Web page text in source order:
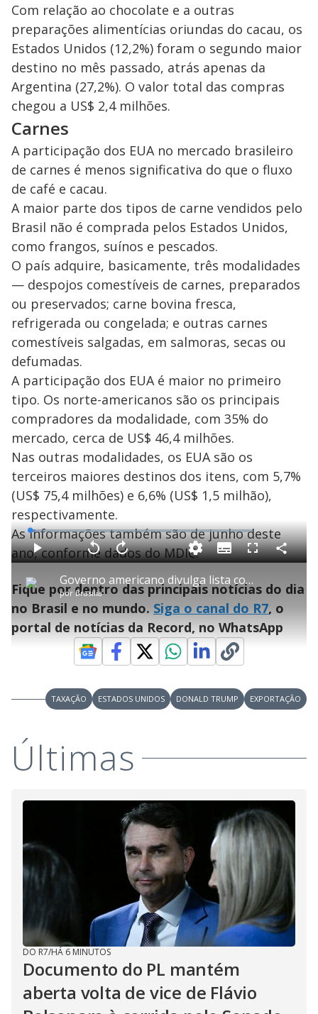
Com relação ao chocolate e a outras
preparações alimentícias oriundas do cacau, os
Estados Unidos (12,2%) foram o segundo maior
destino no mês passado, atrás apenas da
Argentina (27,2%). O valor total das compras
chegou a US$ 2,4 milhões.
Carnes
A participação dos EUA no mercado brasileiro
de carnes é menos significativa do que o fluxo
de café e cacau.
A maior parte dos tipos de carne vendidos pelo
Brasil não é comprada pelos Estados Unidos,
como frangos, suínos e pescados.
O país adquire, basicamente, três modalidades
— despojos comestíveis de carnes, preparados
ou preservados; carne bovina fresca,
refrigerada ou congelada; e outras carnes
comestíveis salgadas, em salmoras, secas ou
defumadas.
A participação dos EUA é maior no primeiro
tipo. Os norte-americanos são os principais
compradores da modalidade, com 35% do
mercado, cerca de US$ 46,4 milhões.
Nas outras modalidades, os EUA são os
terceiros maiores destinos dos itens, com 5,7%
(US$ 75,4 milhões) e 6,6% (US$ 1,5 milhão),
respectivamente.
As informações também são de junho deste
ano, conforme dados do MDIC.
P
l
a
y
V
i
d
e
o
Governo americano divulga lista com quase 700 produtos brasileiros que não serão taxados
por Brasília
P V
t
a
r
0
e
g
u
n
d
o
s
A
n
1
s
e
g
u
n
d
o
L
o
a
d
e
:
2
.
6
7
%
S
u
b
i
t
l
s
F
s
c
r
e
e
n
C
o
i
l
a
Fique por dentro das principais notícias do dia
no Brasil e no mundo. Siga o canal do R7, o
portal de notícias da Record, no WhatsApp
TAXAÇÃO ESTADOS UNIDOS DONALD TRUMP EXPORTAÇÃO
Últimas
DO R7/HÁ 6 MINUTOS
Documento do PL mantém
aberta volta de vice de Flávio